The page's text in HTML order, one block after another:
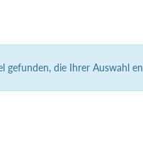
gefunden, die Ihrer Auswahl